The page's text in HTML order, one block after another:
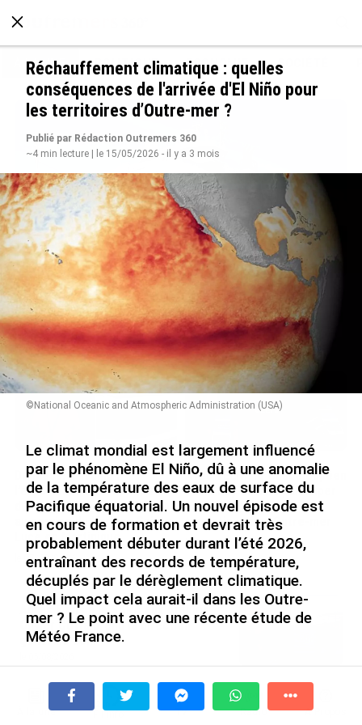
À LA UNE POLITIQUE ECONOMIE SOCIÉTÉ
Rapport 2025 de l’Ifremer : un engagement
décisif dans les Outre-mer
le 07/08/2026
De Messi à Trump :
l’expérience internationale
du Martiniquais Benoît Etinof
au service du Karibea Sainte-
Luce en Martinique
le 07/08/2026
Avec VEENI, le Guadeloupéen
Yanis Foy entend participer
au développement
touristique des Outre-mer
le 06/08/2026
Après 5 ans à la SARA aux Antilles,
Olivier Cotta prend la direction
générale de...
En juin 2026, les prix à la
consommation diminuent à
À la une Tv Radio A Propos
Réchauffement climatique : quelles
conséquences de l'arrivée d'El Niño pour
les territoires d’Outre-mer ?
Publié par Rédaction Outremers 360
~4 min lecture | le 15/05/2026 - il y a 3 mois
©National Oceanic and Atmospheric Administration (USA)
Le climat mondial est largement influencé
par le phénomène El Niño, dû à une anomalie
de la température des eaux de surface du
Pacifique équatorial. Un nouvel épisode est
en cours de formation et devrait très
probablement débuter durant l’été 2026,
entraînant des records de température,
décuplés par le dérèglement climatique.
Quel impact cela aurait-il dans les Outre-
mer ? Le point avec une récente étude de
Météo France.
Guadeloupe et îles du Nord, Martinique :
dans ces
territoires, les épisodes El Niño tendent généralement